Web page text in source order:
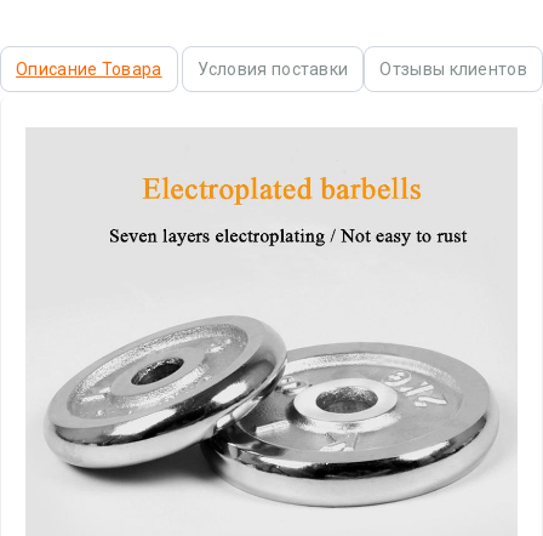
Описание Товара Условия поставки Отзывы клиентов